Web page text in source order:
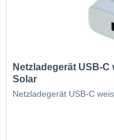
Netzladegerät USB-
Solar
Netzladegerät USB-C